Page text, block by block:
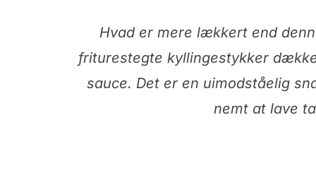
Hvad er mere lækkert end
friturestegte kyllingestykker
sauce. Det er en uimodståelig
nemt at lave